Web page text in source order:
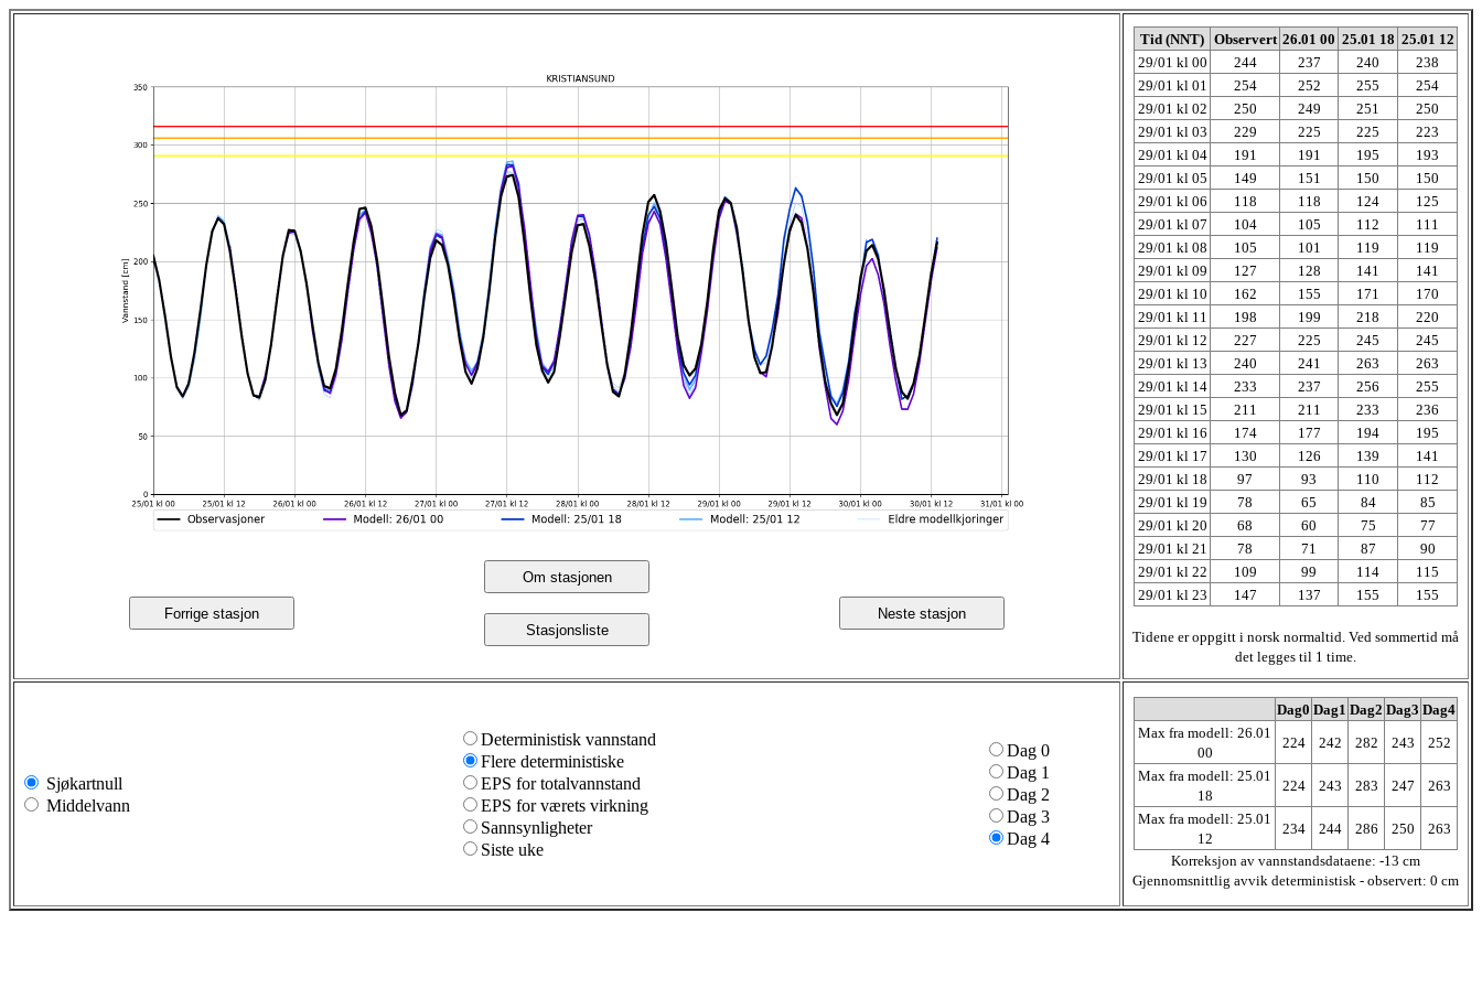
Forrige stasjon
Om stasjonen
Stasjonsliste
Neste stasjon
Tid (NNT) Observert 26.01 00 25.01 18 25.01 12
29/01 kl 00
244 237 240
238
29/01 kl 01
254 252 255
254
29/01 kl 02
250 249 251
250
29/01 kl 03
229 225 225
223
29/01 kl 04
191 191 195
193
29/01 kl 05
149 151 150
150
29/01 kl 06
118 118 124
125
29/01 kl 07
104 105 112
111
29/01 kl 08
105 101 119
119
29/01 kl 09
127 128 141
141
29/01 kl 10
162 155 171
170
29/01 kl 11
198 199 218
220
29/01 kl 12
227 225 245
245
29/01 kl 13
240 241 263
263
29/01 kl 14
233 237 256
255
29/01 kl 15
211 211 233
236
29/01 kl 16
174 177 194
195
29/01 kl 17
130 126 139
141
29/01 kl 18
97 93 110
112
29/01 kl 19
78 65 84
85
29/01 kl 20
68 60 75
77
29/01 kl 21
78 71 87
90
29/01 kl 22
109 99 114
115
29/01 kl 23
147 137 155 155
Tidene er oppgitt i norsk normaltid. Ved sommertid må
det legges til 1 time.
Sjøkartnull
Middelvann
Deterministisk vannstand
Flere deterministiske
EPS for totalvannstand
EPS for værets virkning
Sannsynligheter
Siste uke
Dag 0
Dag 1
Dag 2
Dag 3
Dag 4
Dag0 Dag1 Dag2 Dag3 Dag4
Max fra modell: 26.01
00
224 242 282 243
252
Max fra modell: 25.01
18
224 243 283 247
263
Max fra modell: 25.01
12
234 244 286 250
263
Korreksjon av vannstandsdataene: -13 cm
Gjennomsnittlig avvik deterministisk - observert: 0 cm